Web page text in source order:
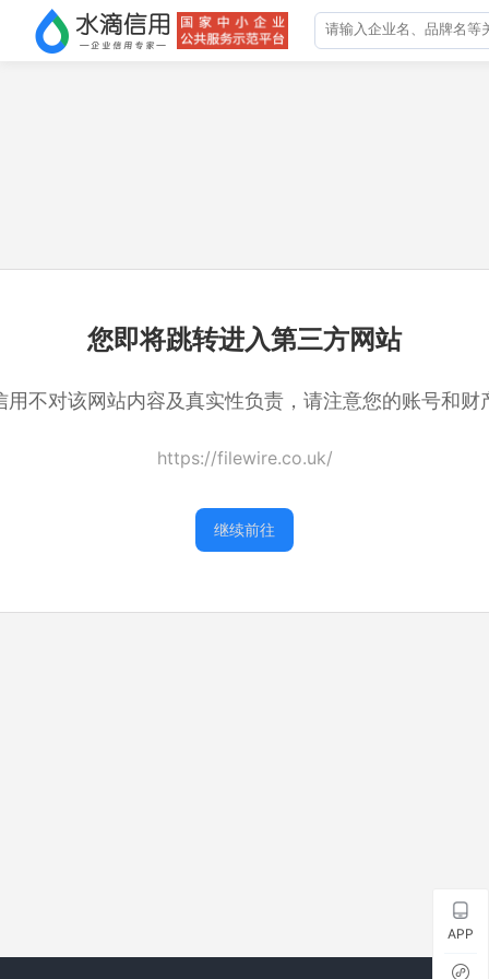
您即将跳转进入第三方网站
用不对该网站内容及真实性负责，请注意您的账号和财
https://filewire.co.uk/
继续前往
APP